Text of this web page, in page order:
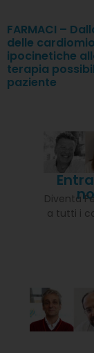
FARMACI –
delle
ipocinetiche
terapia
paziente
Diventa
a tutti i